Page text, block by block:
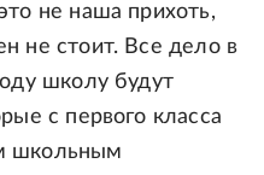
не наша прихоть,
не стоит. Все дело в
школу будут
с первого класса
школьным